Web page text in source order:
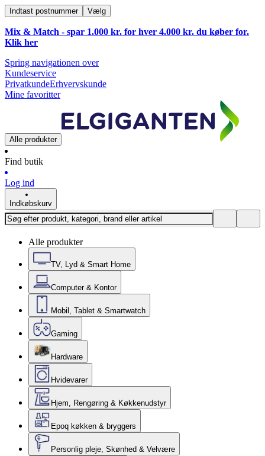
Indtast postnummer Vælg
Mix & Match - spar 1.000 kr. for hver 4.000 kr. du køber for.
Klik her
Spring navigationen over
Kundeservice
PrivatkundeErhvervskunde
Mine favoritter
Alle produkter
Find butik
Log ind
Indkøbskurv
Alle produkter
TV, Lyd & Smart Home
Computer & Kontor
Mobil, Tablet & Smartwatch
Gaming
Hardware
Hvidevarer
Hjem, Rengøring & Køkkenudstyr
Epoq køkken & bryggers
Personlig pleje, Skønhed & Velvære